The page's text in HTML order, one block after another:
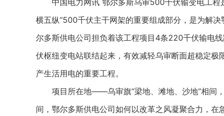
中国电力网讯 鄂尔多斯乌审500千伏输变电工程
横五纵”500千伏主干网架的重要组成部分，是为解
尔多斯供电公司担负着该工程项目4条220千伏输电
伏枢纽变电站联结起来，有效减轻乌审断面超稳定
产生活用电的重要工程。
项目所在地——乌审旗“梁地、滩地、沙地”相间，
间，鄂尔多斯供电公司如何以改革之风凝聚合力，在